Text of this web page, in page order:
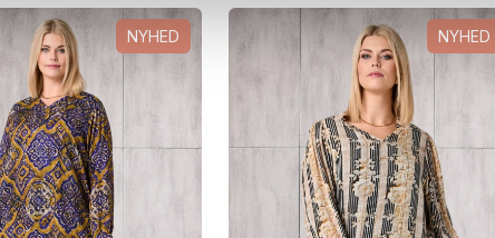
NYHED NYHED